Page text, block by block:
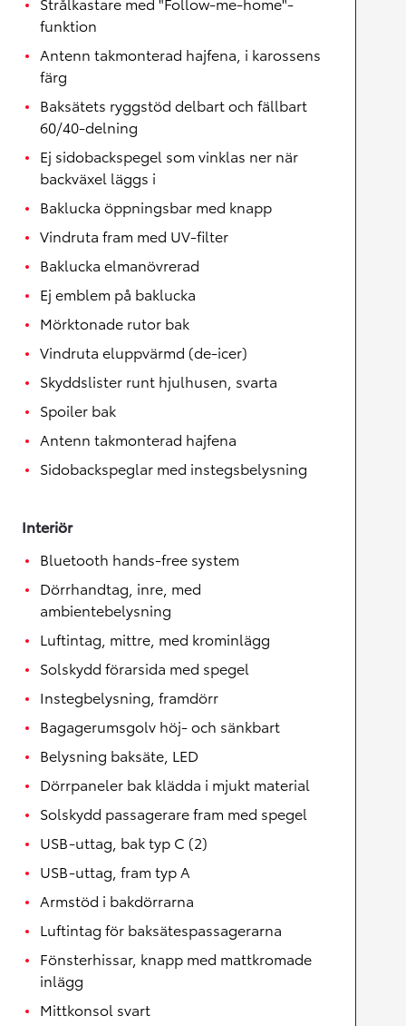
funktion
Antenn takmonterad hajfena, i karossens
färg
Baksätets ryggstöd delbart och fällbart
60/40-delning
Ej sidobackspegel som vinklas ner när
backväxel läggs i
Baklucka öppningsbar med knapp
Vindruta fram med UV-filter
Baklucka elmanövrerad
Ej emblem på baklucka
Mörktonade rutor bak
Vindruta eluppvärmd (de-icer)
Skyddslister runt hjulhusen, svarta
Spoiler bak
Antenn takmonterad hajfena
Sidobackspeglar med instegsbelysning
Interiör
Bluetooth hands-free system
Dörrhandtag, inre, med
ambientebelysning
Luftintag, mittre, med krominlägg
Solskydd förarsida med spegel
Instegbelysning, framdörr
Bagagerumsgolv höj- och sänkbart
Belysning baksäte, LED
Dörrpaneler bak klädda i mjukt material
Solskydd passagerare fram med spegel
USB-uttag, bak typ C (2)
USB-uttag, fram typ A
Armstöd i bakdörrarna
Luftintag för baksätespassagerarna
Fönsterhissar, knapp med mattkromade
inlägg
Mittkonsol svart